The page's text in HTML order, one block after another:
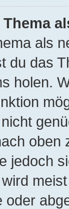
als
du das
holen.
oben
jedoch
oder